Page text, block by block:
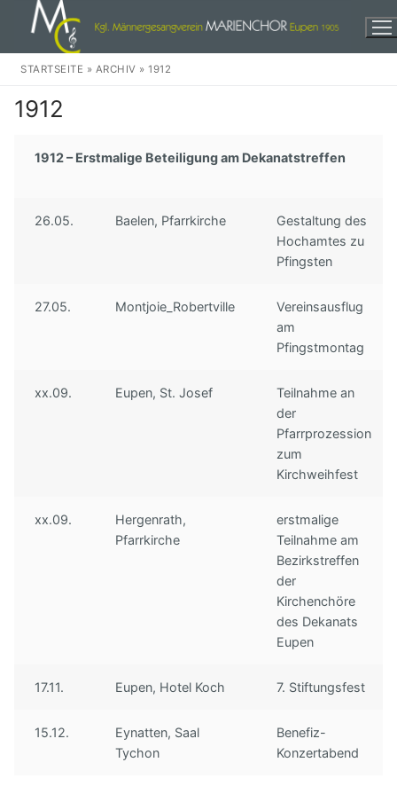
Inhalt
springen
Events
Unser Chor
Weihnachten
Kontakte
STARTSEITE » ARCHIV »1912
1912
1912 – Erstmalige Beteiligung am Dekanatstreffen
26.05. Baelen, Pfarrkirche
Gestaltung des
Hochamtes zu
Pfingsten
27.05. Montjoie_Robertville
Vereinsausflug
am
Pfingstmontag
xx.09. Eupen, St. Josef
Teilnahme an
der
Pfarrprozession
zum
Kirchweihfest
xx.09.
Hergenrath,
Pfarrkirche
erstmalige
Teilnahme am
Bezirkstreffen
der
Kirchenchöre
des Dekanats
Eupen
17.11. Eupen, Hotel Koch 7. Stiftungsfest
15.12.
Eynatten, Saal
Tychon
Benefiz-
Konzertabend